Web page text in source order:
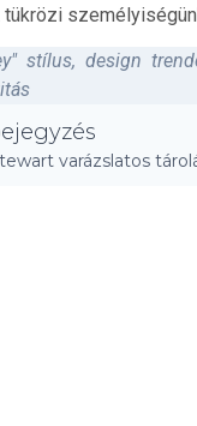
tükrözi
stílus, design